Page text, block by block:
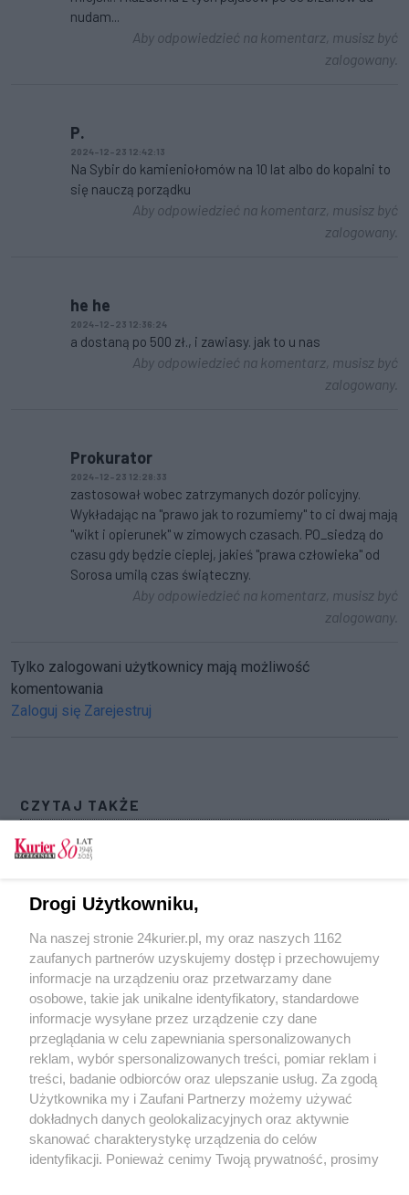
nudam...
Aby odpowiedzieć na komentarz, musisz być
zalogowany.
P.
2024-12-23 12:42:13
Na Sybir do kamieniołomów na 10 lat albo do kopalni to
się nauczą porządku
Aby odpowiedzieć na komentarz, musisz być
zalogowany.
he he
2024-12-23 12:36:24
a dostaną po 500 zł., i zawiasy. jak to u nas
Aby odpowiedzieć na komentarz, musisz być
zalogowany.
Prokurator
2024-12-23 12:28:33
zastosował wobec zatrzymanych dozór policyjny.
Wykładając na "prawo jak to rozumiemy" to ci dwaj mają
"wikt i opierunek" w zimowych czasach. PO_siedzą do
czasu gdy będzie cieplej, jakieś "prawa człowieka" od
Sorosa umilą czas świąteczny.
Aby odpowiedzieć na komentarz, musisz być
zalogowany.
Tylko zalogowani użytkownicy mają możliwość
komentowania
Zaloguj się Zarejestruj
CZYTAJ TAKŻE
Dewastowali nagrobki i rozpalili ognisko na
Cmentarzu Centralnym (akt. 1)
Wybijali szyby w klatkach. Dwaj 14-latkowie
staną przed sądem rodzinnym
Zatrzymali dwóch wandali. Malowali napis na
ścianie budynku
POGODA
12℃
Zobacz prognozę na 3 dni
Drogi Użytkowniku,
Na naszej stronie 24kurier.pl, my oraz naszych 1162
zaufanych partnerów uzyskujemy dostęp i przechowujemy
informacje na urządzeniu oraz przetwarzamy dane
osobowe, takie jak unikalne identyfikatory, standardowe
informacje wysyłane przez urządzenie czy dane
przeglądania w celu zapewniania spersonalizowanych
reklam, wybór spersonalizowanych treści, pomiar reklam i
treści, badanie odbiorców oraz ulepszanie usług. Za zgodą
Użytkownika my i Zaufani Partnerzy możemy używać
dokładnych danych geolokalizacyjnych oraz aktywnie
skanować charakterystykę urządzenia do celów
identyfikacji. Ponieważ cenimy Twoją prywatność, prosimy